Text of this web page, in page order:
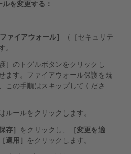
を変更する：
ファイアウォール］
（［セキュリテ
。
］のトグルボタンをクリックし
ます。ファイアウォール保護を既
この手順はスキップしてくださ
ルールをクリックします。
存］ をクリックし、
［変更を適
［適用］ をクリックします。